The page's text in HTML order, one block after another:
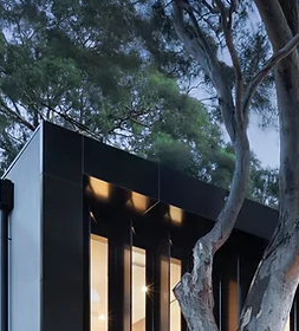
ÉQUIPE ?
c’est
taux